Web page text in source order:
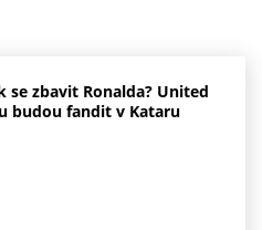
se zbavit Ronalda? United
budou fandit v Kataru